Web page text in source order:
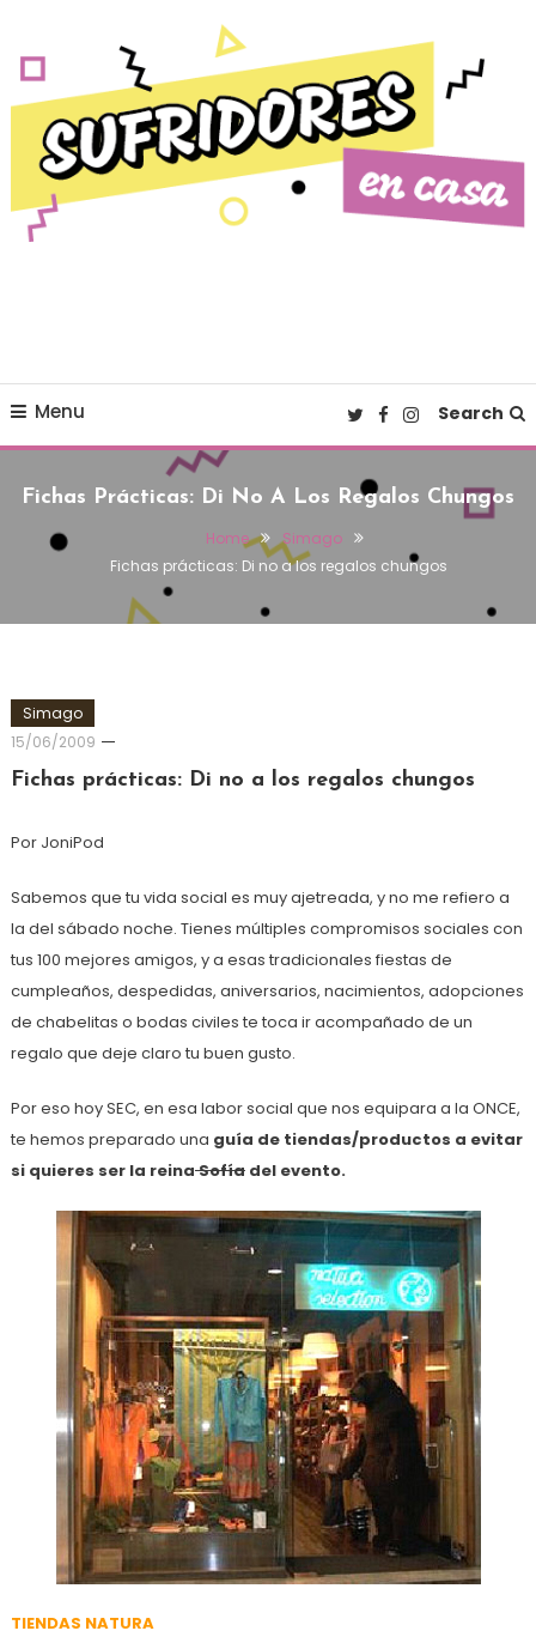
Menu Search
Fichas Prácticas: Di No A Los Regalos Chungos
Home
Simago
Fichas prácticas: Di no a los regalos chungos
Simago
15/06/2009
Fichas prácticas: Di no a los regalos chungos
Por JoniPod
Sabemos que tu vida social es muy ajetreada, y no me refiero a
la del sábado noche. Tienes múltiples compromisos sociales con
tus 100 mejores amigos, y a esas tradicionales fiestas de
cumpleaños, despedidas, aniversarios, nacimientos, adopciones
de chabelitas o bodas civiles te toca ir acompañado de un
regalo que deje claro tu buen gusto.
Por eso hoy SEC, en esa labor social que nos equipara a la ONCE,
te hemos preparado una guía de tiendas/productos a evitar
si quieres ser la reinaSofíadel evento.
TIENDAS NATURA